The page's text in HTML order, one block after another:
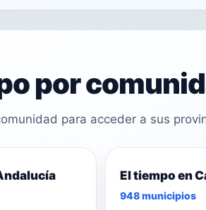
por
para acceder a sus
El tiempo en
948 municipios